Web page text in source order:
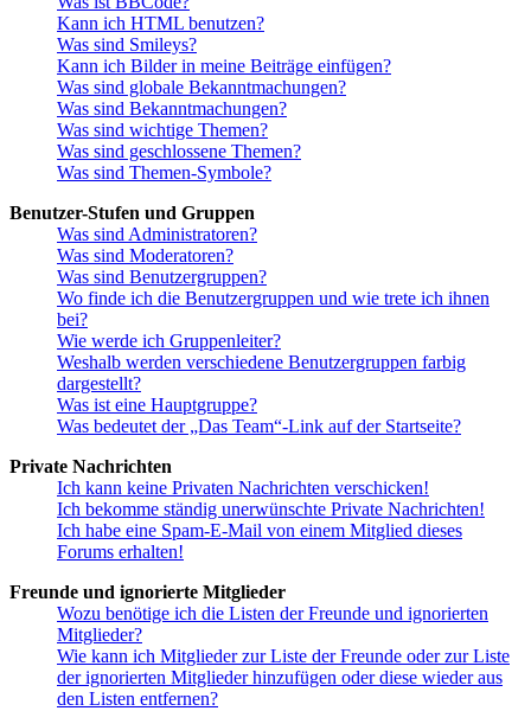
Kann ich HTML benutzen?
Was sind Smileys?
Kann ich Bilder in meine Beiträge einfügen?
Was sind globale Bekanntmachungen?
Was sind Bekanntmachungen?
Was sind wichtige Themen?
Was sind geschlossene Themen?
Was sind Themen-Symbole?
Benutzer-Stufen und Gruppen
Was sind Administratoren?
Was sind Moderatoren?
Was sind Benutzergruppen?
Wo finde ich die Benutzergruppen und wie trete ich ihnen
bei?
Wie werde ich Gruppenleiter?
Weshalb werden verschiedene Benutzergruppen farbig
dargestellt?
Was ist eine Hauptgruppe?
Was bedeutet der „Das Team“-Link auf der Startseite?
Private Nachrichten
Ich kann keine Privaten Nachrichten verschicken!
Ich bekomme ständig unerwünschte Private Nachrichten!
Ich habe eine Spam-E-Mail von einem Mitglied dieses
Forums erhalten!
Freunde und ignorierte Mitglieder
Wozu benötige ich die Listen der Freunde und ignorierten
Mitglieder?
Wie kann ich Mitglieder zur Liste der Freunde oder zur Liste
der ignorierten Mitglieder hinzufügen oder diese wieder aus
den Listen entfernen?